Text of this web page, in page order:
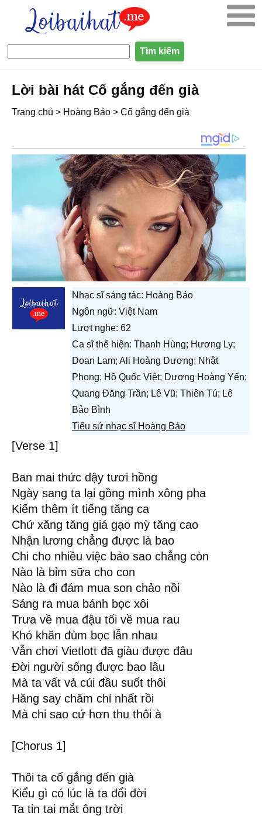
Lời bài hát Cố gắng đến già
Trang chủ > Hoàng Bảo > Cố gắng đến già
Nhạc sĩ sáng tác: Hoàng Bảo
Ngôn ngữ: Việt Nam
Lượt nghe: 62
Ca sĩ thể hiện: Thanh Hùng; Hương Ly;
Doan Lam; Ali Hoàng Dương; Nhật
Phong; Hồ Quốc Việt; Dương Hoàng Yến;
Quang Đăng Trần; Lê Vũ; Thiên Tú; Lê
Bảo Bình
Tiểu sử nhạc sĩ Hoàng Bảo
[Verse 1]
Ban mai thức dậy tươi hồng
Ngày sang ta lại gồng mình xông pha
Kiếm thêm ít tiếng tăng ca
Chứ xăng tăng giá gạo mỳ tăng cao
Nhận lương chẳng được là bao
Chi cho nhiều việc bảo sao chẳng còn
Nào là bỉm sữa cho con
Nào là đi đám mua son chảo nồi
Sáng ra mua bánh bọc xôi
Trưa về mua đậu tối về mua rau
Khó khăn đùm bọc lẫn nhau
Vẫn chơi Vietlott đã giàu được đâu
Đời người sống được bao lâu
Mà ta vất vả cúi đầu suốt thôi
Hăng say chăm chỉ nhất rồi
Mà chi sao cứ hơn thu thôi à
[Chorus 1]
Thôi ta cố gắng đến già
Kiểu gì có lúc là ta đổi đời
Ta tin tai mắt ông trời